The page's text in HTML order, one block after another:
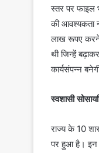
स्तर पर फाइल
की आवश्यकता
लाख रूपए करने
थी जिन्हें
कार्यसंपन्न
स्वशासी
राज्य के 10
पर हुआ है। इन